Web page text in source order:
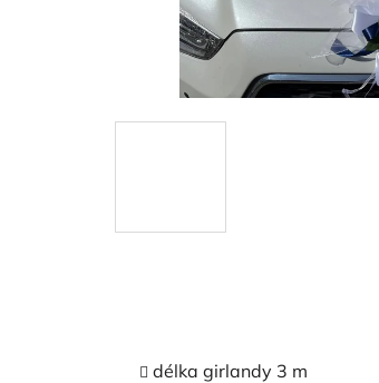
délka girlandy 3 m